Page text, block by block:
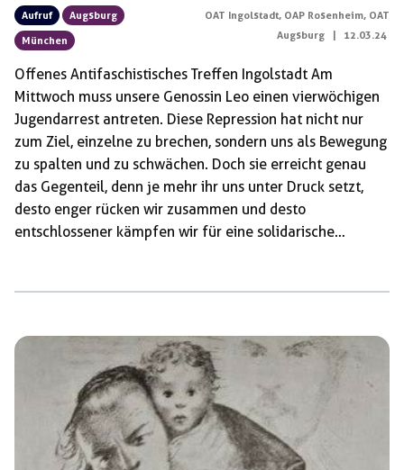
Aufruf
Augsburg
München
OAT Ingolstadt, OAP Rosenheim, OAT
Augsburg
12.03.24
Offenes Antifaschistisches Treffen Ingolstadt Am
Mittwoch muss unsere Genossin Leo einen vierwöchigen
Jugendarrest antreten. Diese Repression hat nicht nur
zum Ziel, einzelne zu brechen, sondern uns als Bewegung
zu spalten und zu schwächen. Doch sie erreicht genau
das Gegenteil, denn je mehr ihr uns unter Druck setzt,
desto enger rücken wir zusammen und desto
entschlossener kämpfen wir für eine solidarische
Diesen Mittwoch tritt unsere Augsburger Genossin Leo
ihre Haftstrafe in der JVA Stadelheim an. Sie wurde zu
vier Wochen Arrest, […]